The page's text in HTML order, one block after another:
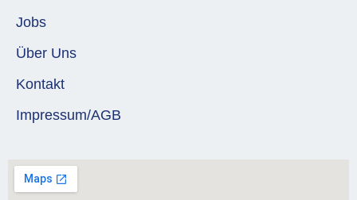
Jobs
Über Uns
Kontakt
Impressum/AGB